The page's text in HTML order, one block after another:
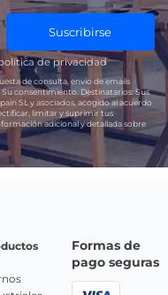
Suscribirse
de privacidad
de consulta, envío de emails
Su consentimiento. Destinatarios:Sus
SL y asociados, acogido al acuerdo
limitar y suprimir tus
adicional y detallada sobre
Formas de
pago seguras